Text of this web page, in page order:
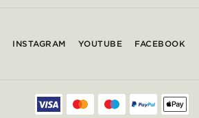
INSTAGRAM YOUTUBE FACEBOOK